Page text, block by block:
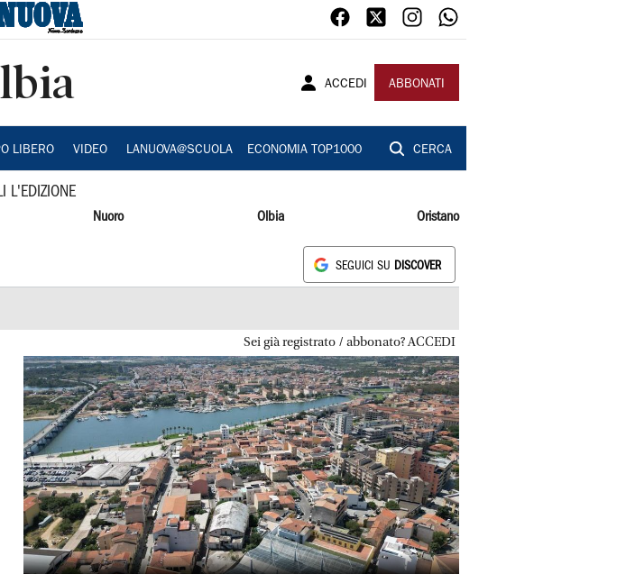
ACCEDI ABBONATI
LIBERO VIDEO LANUOVA@SCUOLA ECONOMIA TOP1000 CERCA
L'EDIZIONE
Nuoro Olbia Oristano
SEGUICI SU DISCOVER
Sei già registrato / abbonato? ACCEDI